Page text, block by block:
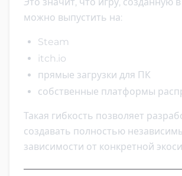
можно выпустить на:
Steam
itch.io
прямые загрузки для ПК
собственные платформы
Такая гибкость позволяет
создавать полностью
зависимости от конкретной